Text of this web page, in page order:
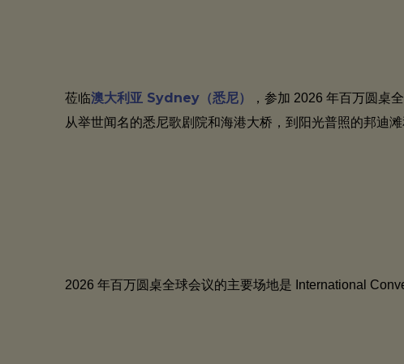
莅临澳大利亚 Sydney（悉尼）
，参加 2026 年百万圆桌
从举世闻名的悉尼歌剧院和海港大桥，到阳光普照的邦迪
2026 年百万圆桌全球会议的主要场地是 International